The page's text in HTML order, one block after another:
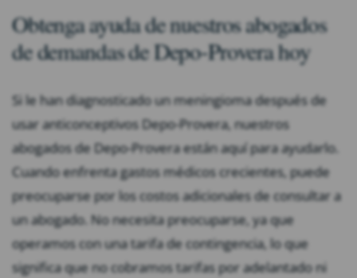
Obtenga ayuda de nuestros abogados
de demandas de Depo-Provera hoy
Si le han diagnosticado un meningioma después de
usar anticonceptivos Depo-Provera, nuestros
abogados de Depo-Provera están aquí para ayudarlo.
Cuando enfrenta gastos médicos crecientes, puede
preocuparse por los costos adicionales de consultar a
un abogado. No necesita preocuparse, ya que
operamos con una tarifa de contingencia, lo que
significa que no cobramos tarifas por adelantado ni